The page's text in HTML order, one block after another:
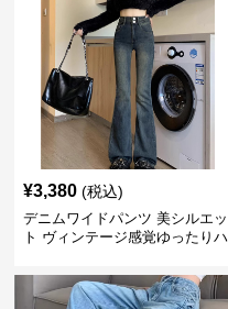
¥3,380 (税込)
デニムワイドパンツ 美シルエッ
ト ヴィンテージ感覚ゆったりハ